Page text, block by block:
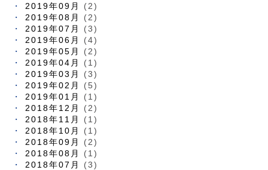
2019年09月
(2)
2019年08月
(2)
2019年07月
(3)
2019年06月
(4)
2019年05月
(2)
2019年04月
(1)
2019年03月
(3)
2019年02月
(5)
2019年01月
(1)
2018年12月
(2)
2018年11月
(1)
2018年10月
(1)
2018年09月
(2)
2018年08月
(1)
2018年07月
(3)